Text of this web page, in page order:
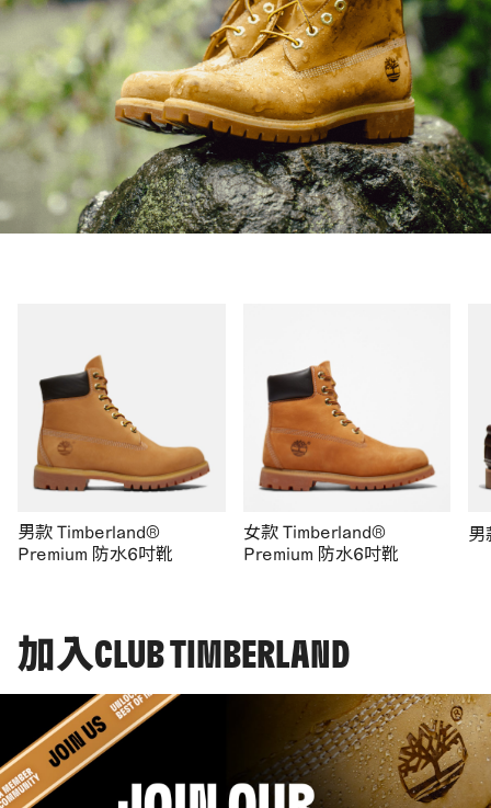
男款 Timberland®
Premium 防水6吋靴
女款 Timberland®
Premium 防水6吋靴
男
加入CLUB TIMBERLAND